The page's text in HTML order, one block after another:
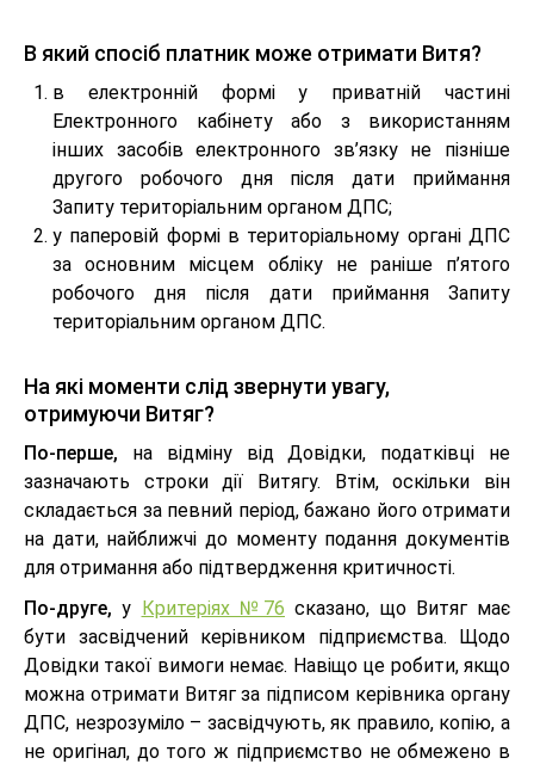
В який спосіб платник може отримати Витя?
в електронній формі у приватній частині
Електронного кабінету або з використанням
інших засобів електронного зв’язку не пізніше
другого робочого дня після дати приймання
Запиту територіальним органом ДПС;
у паперовій формі в територіальному органі ДПС
за основним місцем обліку не раніше п’ятого
робочого дня після дати приймання Запиту
територіальним органом ДПС.
На які моменти слід звернути увагу,
отримуючи Витяг?
По-перше, на відміну від Довідки, податківці не
зазначають строки дії Витягу. Втім, оскільки він
складається за певний період, бажано його отримати
на дати, найближчі до моменту подання документів
для отримання або підтвердження критичності.
По-друге, у Критеріях №76 сказано, що Витяг має
бути засвідчений керівником підприємства. Щодо
Довідки такої вимоги немає. Навіщо це робити, якщо
можна отримати Витяг за підписом керівника органу
ДПС, незрозуміло – засвідчують, як правило, копію, а
не оригінал, до того ж підприємство не обмежено в